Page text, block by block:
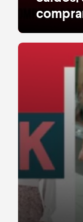
Quem
moda”?
funcionam
de
descontos
nossos
para
leia mais